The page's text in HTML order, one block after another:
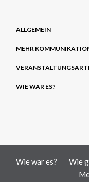
ALLGEMEIN
MEHR
WIE WAR ES?
Wie war es? Wie